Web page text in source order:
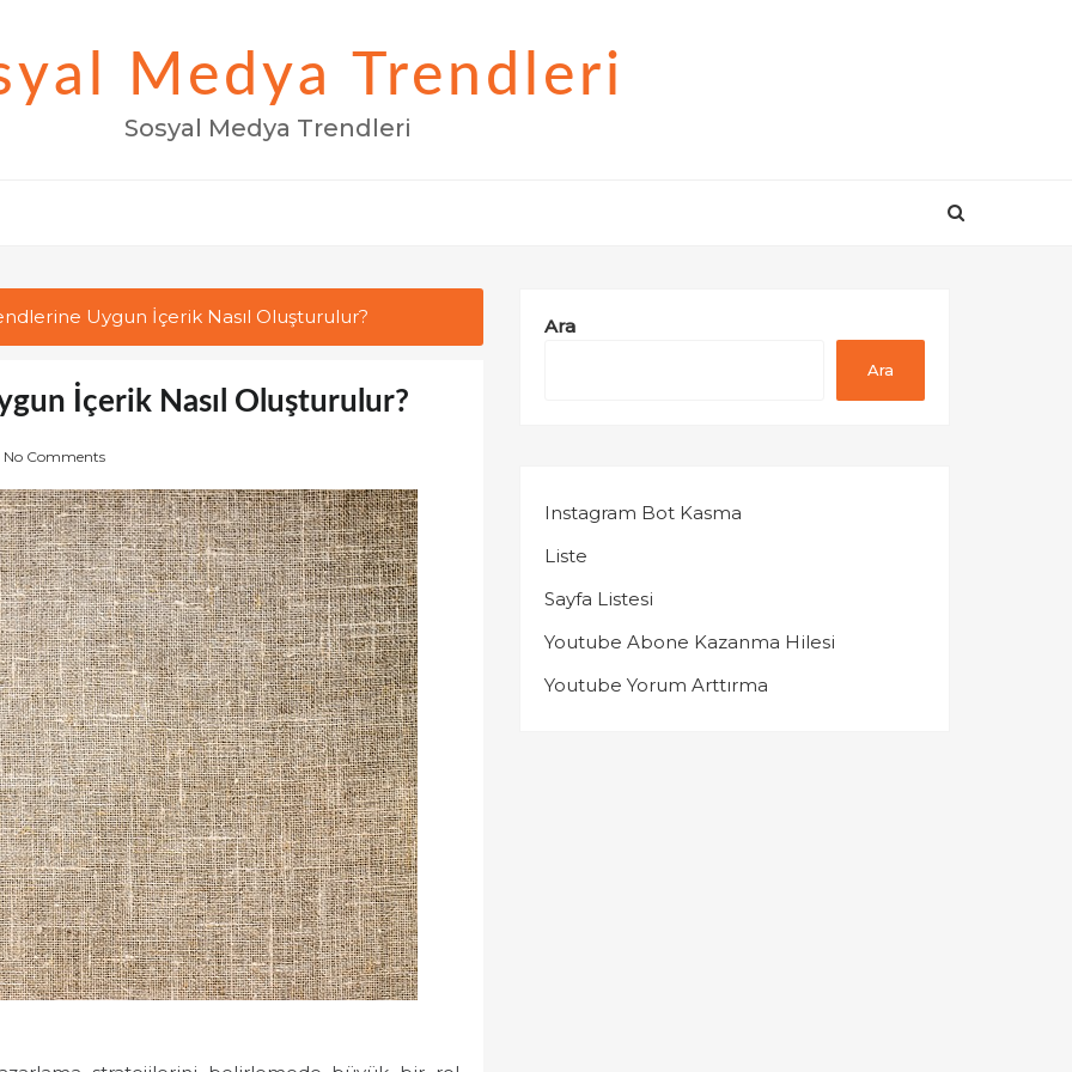
Medya Trendleri
Sosyal Medya Trendleri
Uygun İçerik Nasıl Oluşturulur?
İçerik Nasıl Oluşturulur?
No Comments
Ara
Ara
Instagram Bot Kasma
Liste
Sayfa Listesi
Youtube Abone Kazanma Hilesi
Youtube Yorum Arttırma